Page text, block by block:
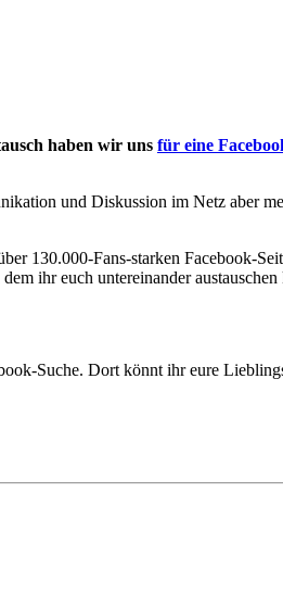
haben wir uns für eine
und Diskussion im Netz aber
130.000-Fans-starken Facebook-
ihr euch untereinander austauschen
Suche. Dort könnt ihr eure